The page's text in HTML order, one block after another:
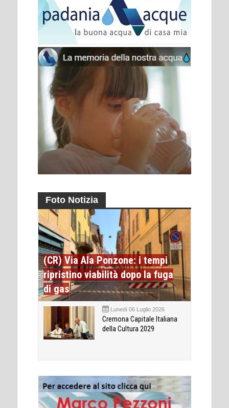
Foto Notizia
(CR) Via Ala Ponzone: i tempi
ripristino viabilità dopo la fuga
di gas
Lunedì 06 Luglio 2026
Cremona Capitale Italiana
della Cultura 2029